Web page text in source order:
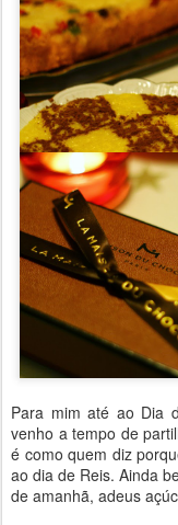
Para mim até ao Dia
venho a tempo de
é como quem diz
ao dia de Reis. Ainda
de amanhã, adeus